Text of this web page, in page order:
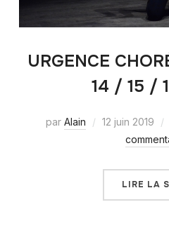
URGENCE
14 / 15 /
par Alain 12 juin 2019
LIRE LA